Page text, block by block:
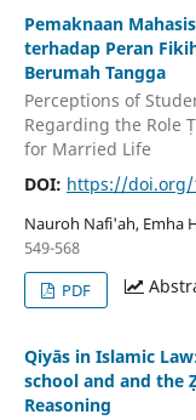
Pemaknaan
terhadap Peran
Berumah Tangga
Perceptions of
Regarding the Role
for Married Life
DOI: https://doi.org/
Nauroh Nafi'ah, Emha
549-568
PDF
Qiyās in Islamic
school and and the
Reasoning